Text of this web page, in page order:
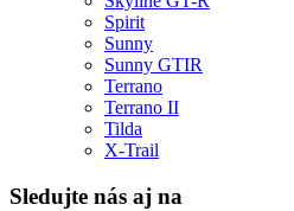
Spirit
Sunny
Sunny GTIR
Terrano
Terrano II
Tilda
X-Trail
Sledujte nás aj na